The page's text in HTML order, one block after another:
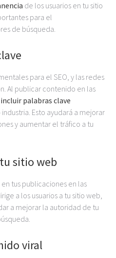
de los usuarios en tu sitio
para el
de búsqueda.
para el SEO, y las redes
Al publicar contenido en las
incluir palabras clave
Esto ayudará a mejorar
y aumentar el tráfico a tu
sitio web
tus publicaciones en las
a los usuarios a tu sitio web,
a mejorar la autoridad de tu
viral